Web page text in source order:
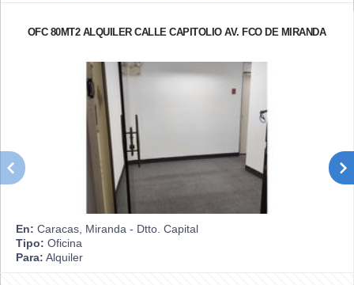
OFC 80MT2 ALQUILER CALLE CAPITOLIO AV. FCO DE MIRANDA
En: Caracas, Miranda - Dtto. Capital
Tipo: Oficina
Para: Alquiler